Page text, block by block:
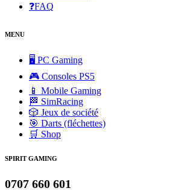
❓FAQ
MENU
🖥️ PC Gaming
🎮 Consoles PS5
📱 Mobile Gaming
🏁 SimRacing
🎲 Jeux de société
🎯 Darts (fléchettes)
🛒 Shop
SPIRIT GAMING
0707 660 601